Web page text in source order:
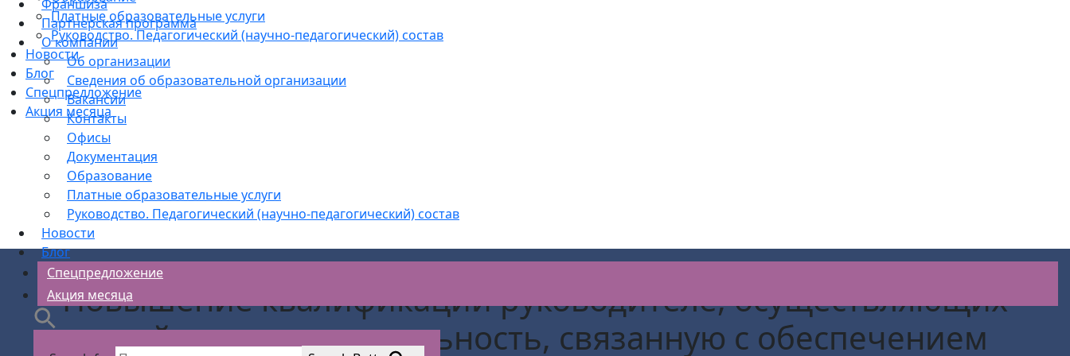
Платные образовательные услуги
Руководство. Педагогический (научно-педагогический) состав
Новости
Блог
Спецпредложение
Акция месяца
Франшиза
Партнерская программа
О компании
Об организации
Сведения об образовательной организации
Вакансии
Контакты
Офисы
Документация
Образование
Платные образовательные услуги
Руководство. Педагогический (научно-педагогический) состав
Новости
Блог
Спецпредложение
Акция месяца
Повышение квалификации руководителе, осуществляющих
хозяйственную деятельность, связанную с обеспечением